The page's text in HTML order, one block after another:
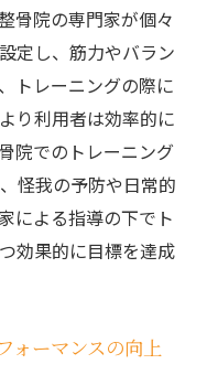
骨院の専門家が個々
定し、筋力やバラン
トレーニングの際に
り利用者は効率的に
院でのトレーニング
怪我の予防や日常的
による指導の下でト
効果的に目標を達成
ォーマンスの向上